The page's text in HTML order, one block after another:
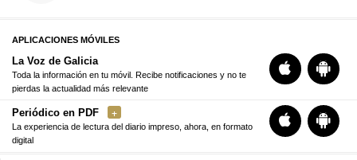
APLICACIONES MÓVILES
La Voz de Galicia
Toda la información en tu móvil. Recibe notificaciones y no te
pierdas la actualidad más relevante
Periódico en PDF
La experiencia de lectura del diario impreso, ahora, en formato
digital